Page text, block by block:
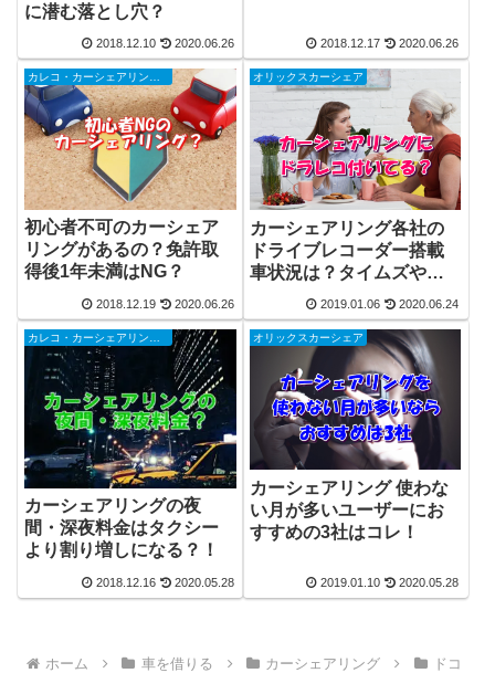
に潜む落とし穴？
2018.12.10 2020.06.26 2018.12.17 2020.06.26
カレコ・カーシェアリングクラブ
初心者不可のカーシェア
リングがあるの？免許取
得後1年未満はNG？
2018.12.19 2020.06.26
オリックスカーシェア
カーシェアリング各社の
ドライブレコーダー搭載
車状況は？タイムズやカ
レコ、オリックスにｄカ
ーシェアを調べてみまし
た
2019.01.06 2020.06.24
カレコ・カーシェアリングクラブ
カーシェアリングの夜
間・深夜料金はタクシー
より割り増しになる？！
2018.12.16 2020.05.28
オリックスカーシェア
カーシェアリング 使わな
い月が多いユーザーにお
すすめの3社はコレ！
2019.01.10 2020.05.28
ホーム 車を借りる カーシェアリング
ドコ